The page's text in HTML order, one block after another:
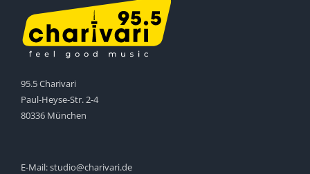
95.5 Charivari
Paul-Heyse-Str. 2-4
80336 München
E-Mail:studio@charivari.de